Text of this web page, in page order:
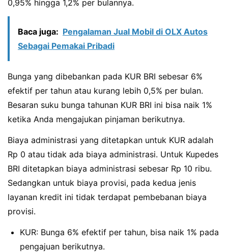
0,95% hingga 1,2% per bulannya.
Baca juga: Pengalaman Jual Mobil di OLX Autos
Sebagai Pemakai Pribadi
Bunga yang dibebankan pada KUR BRI sebesar 6%
efektif per tahun atau kurang lebih 0,5% per bulan.
Besaran suku bunga tahunan KUR BRI ini bisa naik 1%
ketika Anda mengajukan pinjaman berikutnya.
Biaya administrasi yang ditetapkan untuk KUR adalah
Rp 0 atau tidak ada biaya administrasi. Untuk Kupedes
BRI ditetapkan biaya administrasi sebesar Rp 10 ribu.
Sedangkan untuk biaya provisi, pada kedua jenis
layanan kredit ini tidak terdapat pembebanan biaya
provisi.
KUR: Bunga 6% efektif per tahun, bisa naik 1% pada
pengajuan berikutnya.